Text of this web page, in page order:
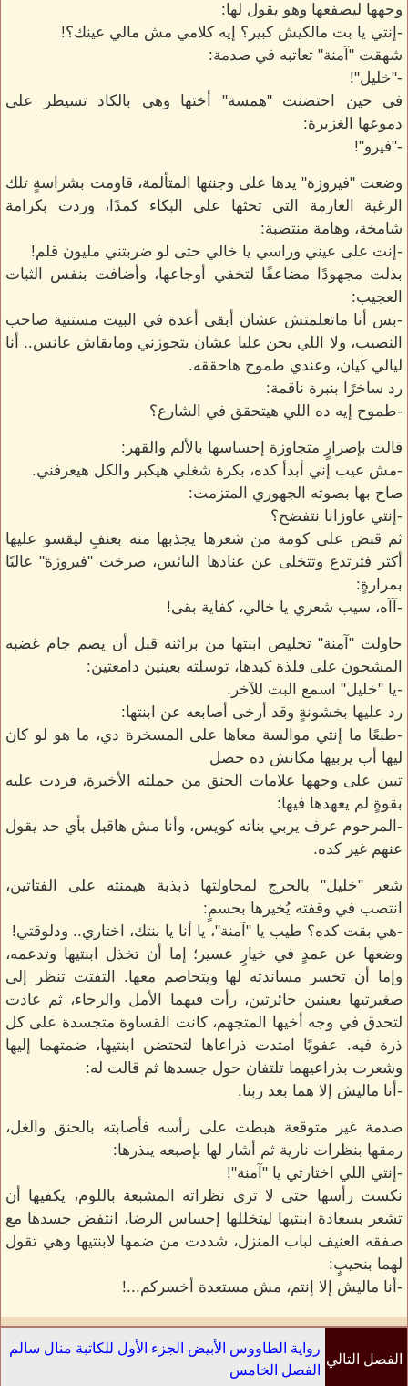
وجهها ليصفعها وهو يقول لها:
-إنتي يا بت مالكيش كبير؟ إيه كلامي مش مالي عينك؟!
شهقت "آمنة" تعاتبه في صدمة:
-"خليل"!
في حين احتضنت "همسة" أختها وهي بالكاد تسيطر على
دموعها الغزيرة:
-"فيرو"!
وضعت "فيروزة" يدها على وجنتها المتألمة، قاومت بشراسةٍ تلك
الرغبة العارمة التي تحثها على البكاء كمدًا، وردت بكرامة
شامخة، وهامة منتصبة:
-إنت على عيني وراسي يا خالي حتى لو ضربتني مليون قلم!
بذلت مجهودًا مضاعفًا لتخفي أوجاعها، وأضافت بنفس الثبات
العجيب:
-بس أنا ماتعلمتش عشان أبقى أعدة في البيت مستنية صاحب
النصيب، ولا اللي يحن عليا عشان يتجوزني ومابقاش عانس.. أنا
ليالي كيان، وعندي طموح هاحققه.
رد ساخرًا بنبرة ناقمة:
-طموح إيه ده اللي هيتحقق في الشارع؟
قالت بإصرارٍ متجاوزة إحساسها بالألم والقهر:
-مش عيب إني أبدأ كده، بكرة شغلي هيكبر والكل هيعرفني.
صاح بها بصوته الجهوري المتزمت:
-إنتي عاوزانا نتفضح؟
ثم قبض على كومة من شعرها يجذبها منه بعنفٍ ليقسو عليها
أكثر فترتدع وتتخلى عن عنادها البائس، صرخت "فيروزة" عاليًا
بمرارةٍ:
-آآه، سيب شعري يا خالي، كفاية بقى!
حاولت "آمنة" تخليص ابنتها من براثنه قبل أن يصم جام غضبه
المشحون على فلذة كبدها، توسلته بعينين دامعتين:
-يا "خليل" اسمع البت للآخر.
رد عليها بخشونةٍ وقد أرخى أصابعه عن ابنتها:
-طبعًا ما إنتي موالسة معاها على المسخرة دي، ما هو لو كان
ليها أب يربيها مكانش ده حصل
تبين على وجهها علامات الحنق من جملته الأخيرة، فردت عليه
بقوةٍ لم يعهدها فيها:
-المرحوم عرف يربي بناته كويس، وأنا مش هاقبل بأي حد يقول
عنهم غير كده.
شعر "خليل" بالحرج لمحاولتها ذبذبة هيمنته على الفتاتين،
انتصب في وقفته يُخيرها بحسمٍ:
-هي بقت كده؟ طيب يا "آمنة"، يا أنا يا بنتك، اختاري.. ودلوقتي!
وضعها عن عمدٍ في خيارٍ عسير؛ إما أن تخذل ابنتيها وتدعمه،
وإما أن تخسر مساندته لها ويتخاصم معها. التفتت تنظر إلى
صغيرتيها بعينين حائرتين، رأت فيهما الأمل والرجاء، ثم عادت
لتحدق في وجه أخيها المتجهم، كانت القساوة متجسدة على كل
ذرة فيه. عفويًا امتدت ذراعاها لتحتضن ابنتيها، ضمتهما إليها
وشعرت بذراعيهما تلتفان حول جسدها ثم قالت له:
-أنا ماليش إلا هما بعد ربنا.
صدمة غير متوقعة هبطت على رأسه فأصابته بالحنق والغل،
رمقها بنظرات نارية ثم أشار لها بإصبعه ينذرها:
-إنتي اللي اختارتي يا "آمنة"!
نكست رأسها حتى لا ترى نظراته المشبعة باللوم، يكفيها أن
تشعر بسعادة ابنتيها ليتخللها إحساس الرضا، انتفض جسدها مع
صفقه العنيف لباب المنزل، شددت من ضمها لابنتيها وهي تقول
لهما بنحيبٍ:
-أنا ماليش إلا إنتم، مش مستعدة أخسركم...!
الفصل التالي
رواية الطاووس الأبيض الجزء الأول للكاتبة منال سالم
الفصل الخامس